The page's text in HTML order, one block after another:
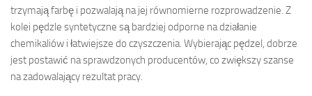
trzymają farbę i pozwalają na jej równomierne rozprowadzenie. Z
kolei pędzle syntetyczne są bardziej odporne na działanie
chemikaliów i łatwiejsze do czyszczenia. Wybierając pędzel, dobrze
jest postawić na sprawdzonych producentów, co zwiększy szanse
na zadowalający rezultat pracy.